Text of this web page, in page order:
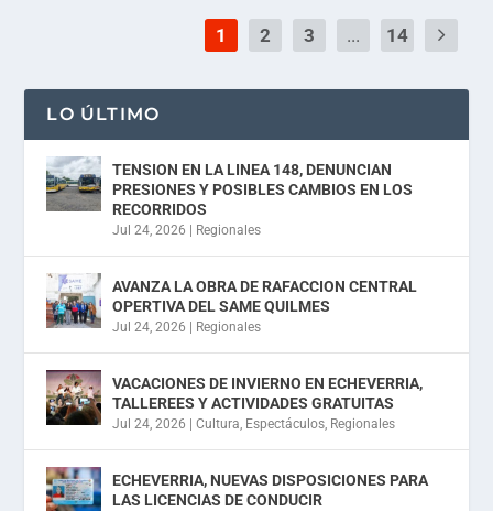
1 2 3 ... 14
LO ÚLTIMO
TENSION EN LA LINEA 148, DENUNCIAN
PRESIONES Y POSIBLES CAMBIOS EN LOS
RECORRIDOS
Jul 24, 2026 Regionales
AVANZA LA OBRA DE RAFACCION CENTRAL
OPERTIVA DEL SAME QUILMES
Jul 24, 2026 Regionales
VACACIONES DE INVIERNO EN ECHEVERRIA,
TALLEREES Y ACTIVIDADES GRATUITAS
Jul 24, 2026 |Cultura, Espectáculos, Regionales
ECHEVERRIA, NUEVAS DISPOSICIONES PARA
LAS LICENCIAS DE CONDUCIR